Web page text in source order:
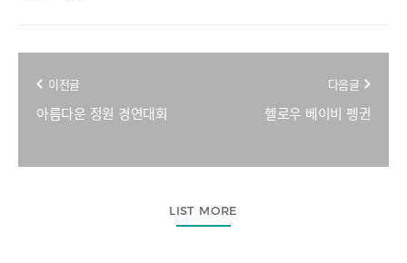
이전글
아름다운 정원 경연대회
다음글
헬로우 베이비 펭귄
LIST MORE